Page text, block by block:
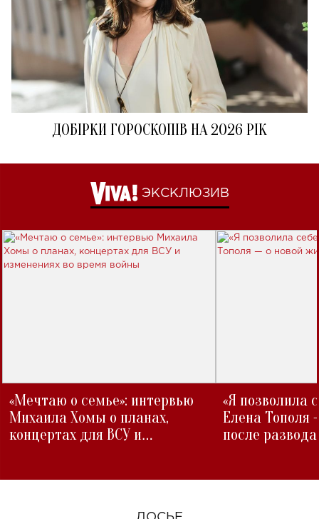
ДОБІРКИ ГОРОСКОПІВ НА 2026 РІК
ЭКСКЛЮЗИВ
«Мечтаю о семье»: интервью
Михаила Хомы о планах,
концертах для ВСУ и
«Я позволила
Елена Тополя
после развода